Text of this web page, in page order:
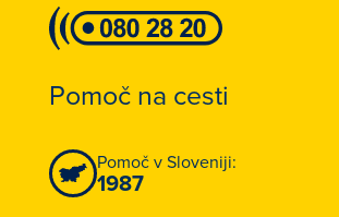
Pomoč na cesti
Pomoč v Sloveniji:
1987